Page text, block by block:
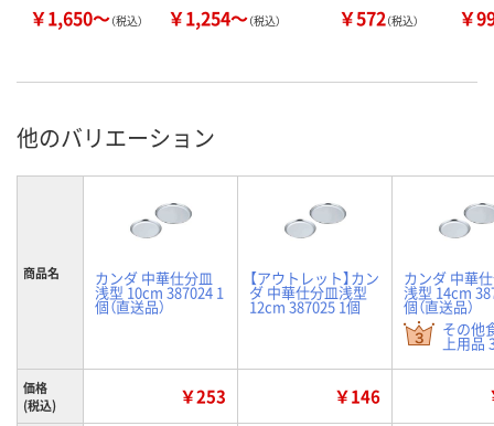
￥1,650～（税込） ￥1,254～（税込） ￥572（税込） ￥
他のバリエーション
商品名 カンダ 中華仕分皿
浅型 10cm 387024 1
個（直送品）
【アウトレット】カン
ダ 中華仕分皿浅型
12cm 387025 1個
カンダ 中華
浅型 14cm
個（直送品）
その他
上用品
価格
(税込)
￥253 ￥146